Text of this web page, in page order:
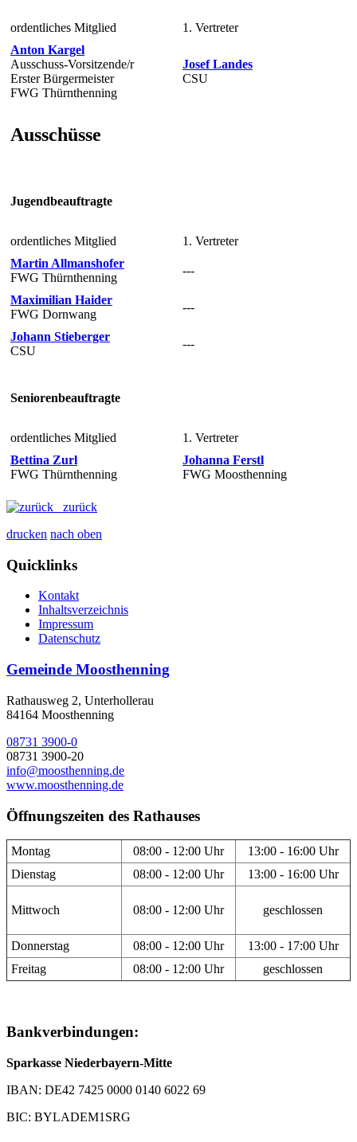
ordentliches Mitglied
1. Vertreter
Anton Kargel
Ausschuss-Vorsitzende/r
Erster Bürgermeister
FWG Thürnthenning
Josef Landes
CSU
Ausschüsse
Jugendbeauftragte
ordentliches Mitglied
1. Vertreter
Martin Allmanshofer
FWG Thürnthenning
---
Maximilian Haider
FWG Dornwang
---
Johann Stieberger
CSU
---
Seniorenbeauftragte
ordentliches Mitglied
1. Vertreter
Bettina Zurl
FWG Thürnthenning
Johanna Ferstl
FWG Moosthenning
zurück
drucken nach oben
Quicklinks
Kontakt
Inhaltsverzeichnis
Impressum
Datenschutz
Gemeinde Moosthenning
Rathausweg 2, Unterhollerau
84164 Moosthenning
08731 3900-0
08731 3900-20
info@moosthenning.de
www.moosthenning.de
Öffnungszeiten des Rathauses
Montag 08:00 - 12:00 Uhr
13:00 - 16:00 Uhr
Dienstag
08:00 - 12:00 Uhr 13:00 - 16:00 Uhr
Mittwoch 08:00 - 12:00 Uhr geschlossen
Donnerstag 08:00 - 12:00 Uhr
13:00 - 17:00 Uhr
Freitag
08:00 - 12:00 Uhr geschlossen
Bankverbindungen:
Sparkasse Niederbayern-Mitte
IBAN: DE42 7425 0000 0140 6022 69
BIC: BYLADEM1SRG